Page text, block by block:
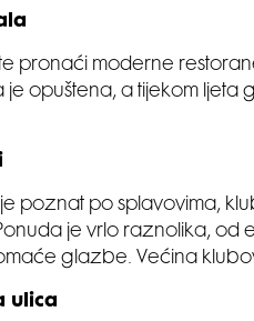
pronaći moderne
je opuštena, a tijekom ljeta
poznat po splavovima,
je vrlo raznolika,
glazbe. Većina
ulica